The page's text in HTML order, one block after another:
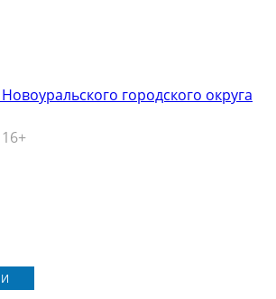
городского округа